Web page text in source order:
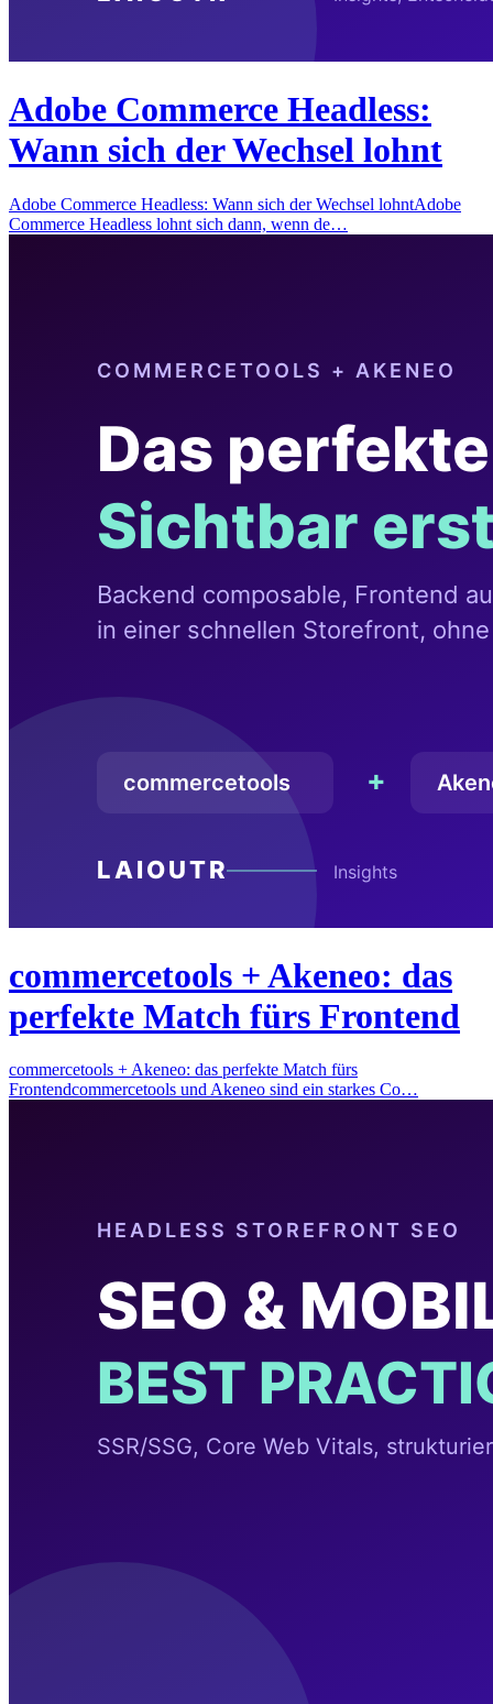
Adobe Commerce Headless:
Wann sich der Wechsel lohnt
Adobe Commerce Headless: Wann sich der Wechsel lohntAdobe
Commerce Headless lohnt sich dann, wenn de…
commercetools + Akeneo: das
perfekte Match fürs Frontend
commercetools + Akeneo: das perfekte Match fürs
Frontendcommercetools und Akeneo sind ein starkes Co…